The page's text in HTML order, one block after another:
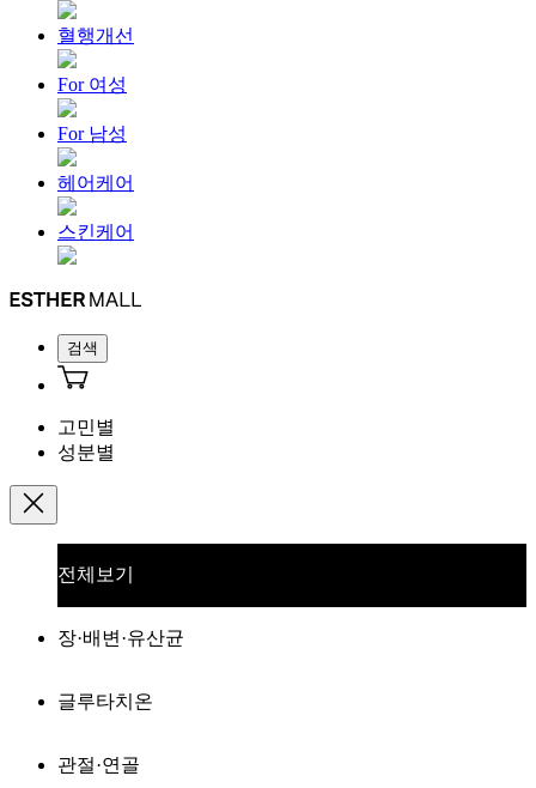
혈행개선
For 여성
For 남성
헤어케어
스킨케어
검색
고민별
성분별
전체보기
장·배변·유산균
글루타치온
관절·연골